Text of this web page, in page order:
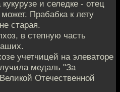
и селедке - отец
Прабабка к лету
старая.
в степную часть
учетчицей на элеваторе
медаль "За
Отечественной